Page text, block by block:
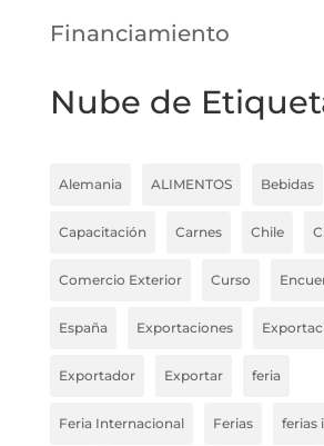
Financiamiento
Nube de
Alemania ALIMENTOS Bebidas
Capacitación Carnes Chile
Comercio Exterior Curso
España Exportaciones
Exportador Exportar feria
Feria Internacional Ferias ferias